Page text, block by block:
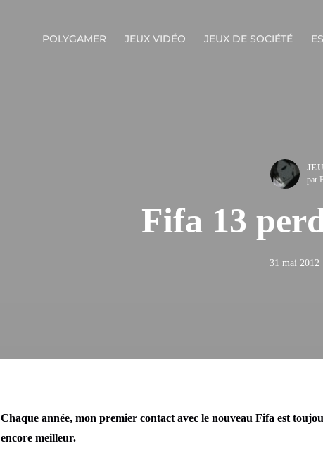
POLYGAMER JEUX VIDÉO JEUX DE SOCIÉTÉ
par
Fifa 13
31 mai 2012
Chaque année, mon premier contact avec le nouveau Fifa est
encore meilleur.